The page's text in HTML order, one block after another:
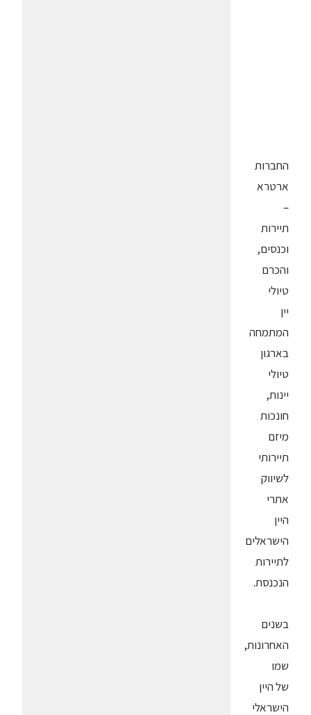
החברות
ארטרא
–
תיירות
וכנסים,
והכרם
טיולי
יין
המתמחה
בארגון
טיולי
יינות,
חונכות
מיזם
תיירותי
לשיווק
אתרי
היין
הישראלים
לתיירות
הנכנסת.
בשנים
האחרונות,
שמו
של היין
הישראלי